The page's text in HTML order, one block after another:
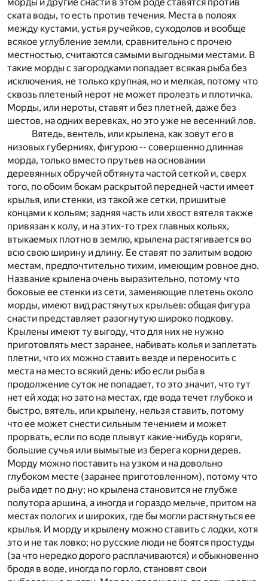
ската воды, то есть против течения. Места в полоях
между кустами, устья ручейков, суходолов и вообще
всякое углубление земли, сравнительно с прочею
местностью, считаются самыми выгодными местами. В
такие морды с загородками попадает всякая рыба без
исключения, не только крупная, но и мелкая, потому что
сквозь плетеный нерот не может пролезть и плотичка.
Морды, или нероты, ставят и без плетней, даже без
шестов, на одних веревках, но это уже не весенний лов.
Вятедь, вентель, или крылена, как зовут его в
низовых губерниях, фигурою -- совершенно длинная
морда, только вместо прутьев на основании
деревянных обручей обтянута частой сеткой и, сверх
того, по обоим бокам раскрытой передней части имеет
крылья, или стенки, из такой же сетки, пришитые
концами к кольям; задняя часть или хвост вятеля также
привязан к колу, и на этих-то трех главных кольях,
втыкаемых плотно в землю, крылена растягивается во
всю свою ширину и длину. Ее ставят по залитым водою
местам, предпочтительно тихим, имеющим ровное дно.
Название крылена очень выразительно, потому что
боковые ее стенки из сети, заменяющие плетень около
морды, имеют вид растянутых крыльев: общая фигура
снасти представляет разогнутую широко подкову.
Крылены имеют ту выгоду, что для них не нужно
приготовлять мест заранее, набивать колья и заплетать
плетни, что их можно ставить везде и переносить с
места на место всякий день: ибо если рыба в
продолжение суток не попадает, то это значит, что тут
нет ей хода; но зато на местах, где вода течет глубоко и
быстро, вятель, или крылену, нельзя ставить, потому
что ее может снести сильным течением и может
прорвать, если по воде плывут какие-нибудь коряги,
большие сучья или вымытые из берега корни дерев.
Морду можно поставить на узком и на довольно
глубоком месте (заранее приготовленном), потому что
рыба идет по дну; но крылена становится не глубже
полутора аршина, а иногда и гораздо мельче, притом на
местах пологих и широких, где бы могли растянуться ее
крылья. И морду и крылену можно ставить с лодки, хотя
это и не так ловко; но русские люди не боятся простуды
(за что нередко дорого расплачиваются) и обыкновенно
бродя в воде, иногда по горло, становят свои